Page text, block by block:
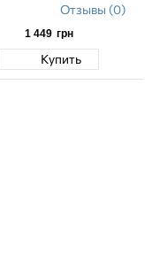
Отзывы (0)
1 449 грн
Купить